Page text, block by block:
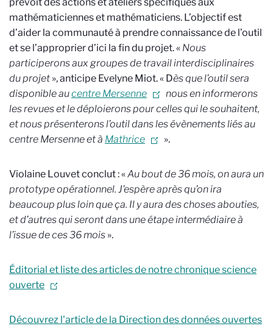
mathématiciennes et mathématiciens. L’objectif est
d’aider la communauté à prendre connaissance de l’outil
et se l’approprier d’ici la fin du projet. « Nous
participerons aux groupes de travail interdisciplinaires
du projet », anticipe Evelyne Miot. « Dès que l’outil sera
disponible aucentre Mersenne
nous en informerons
les revues et le déploierons pour celles qui le souhaitent,
et nous présenterons l’outil dans les évènements liés au
centre Mersenne et à Mathrice ».
Violaine Louvet conclut : «Au bout de 36 mois, on aura un
prototype opérationnel. J’espère après qu’on ira
beaucoup plus loin que ça. Il y aura des choses abouties,
et d’autres qui seront dans une étape intermédiaire à
l’issue de ces 36 mois ».
Éditorial et liste des articles de notre chronique science
ouverte
Découvrez l'article de la Direction des données ouvertes